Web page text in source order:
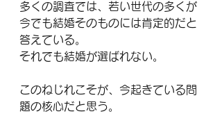
多くの調査では、若い世代の多くが
今でも結婚そのものには肯定的だと
答えている。
それでも結婚が選ばれない。
このねじれこそが、今起きている問
題の核心だと思う。